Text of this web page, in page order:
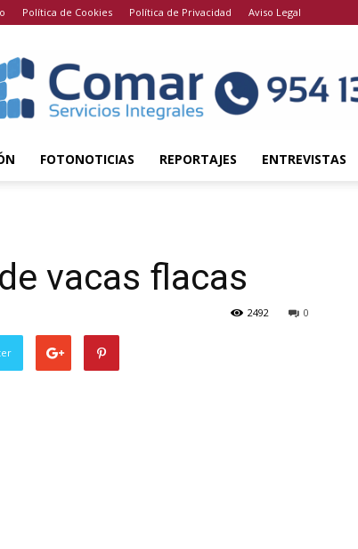
Política de Cookies Política de Privacidad Aviso Legal
FOTONOTICIAS REPORTAJES ENTREVISTAS
vacas flacas
0
2492